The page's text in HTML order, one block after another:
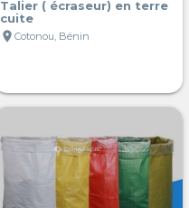
Talier ( écraseur) en terre
cuite
location_on Cotonou, Bénin